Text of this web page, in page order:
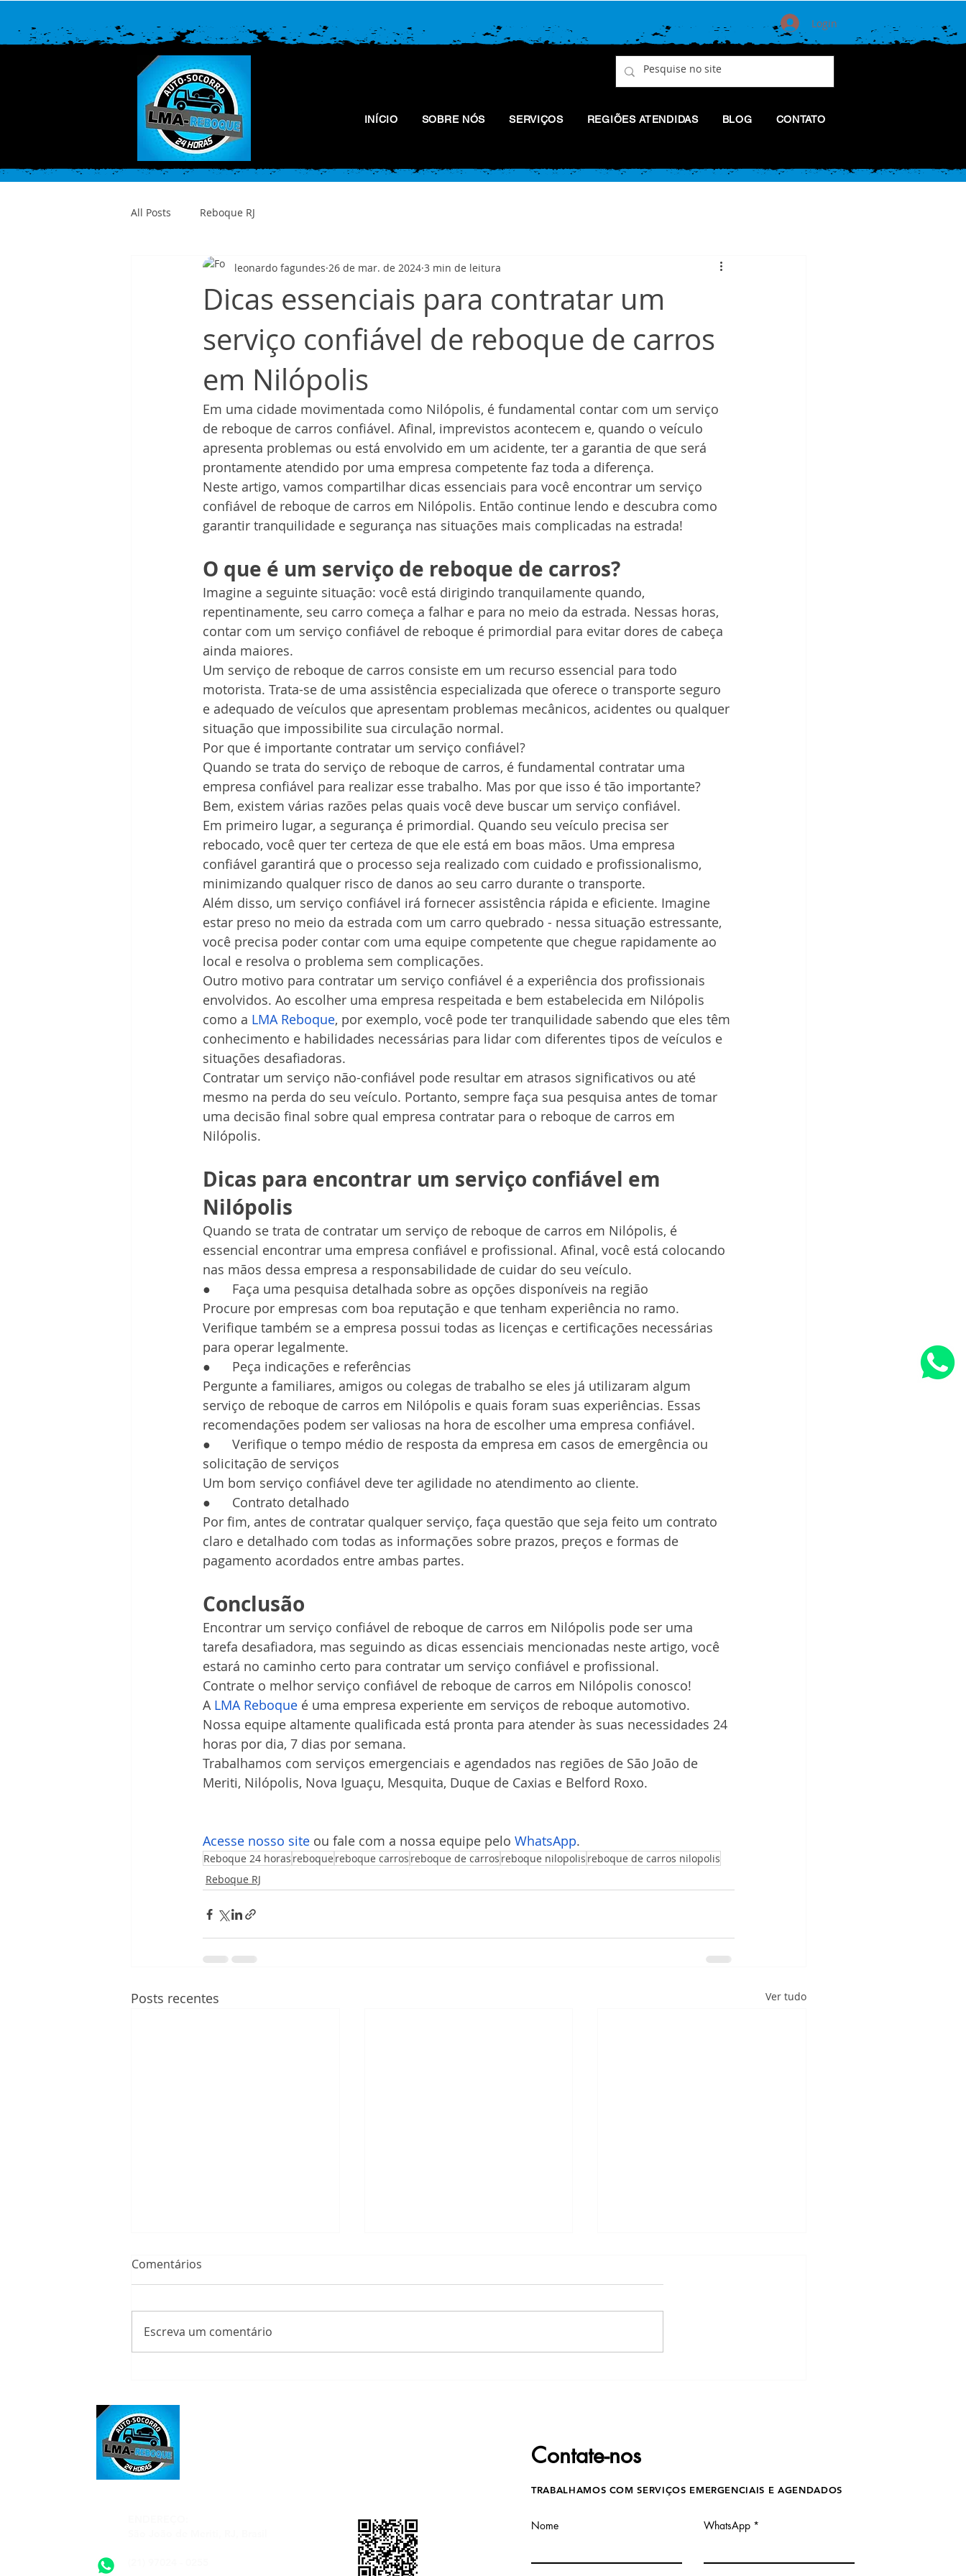
Login
INÍCIO SOBRE NÓS SERVIÇOS REGIÕES ATENDIDAS BLOG CONTATO
All Posts Reboque RJ
Dicas essenciais para contratar um
serviço confiável de reboque de carros
em Nilópolis
leonardo fagundes 26 de mar. de 2024 3 min de leitura
Em uma cidade movimentada como Nilópolis, é fundamental contar com um serviço
de reboque de carros confiável. Afinal, imprevistos acontecem e, quando o veículo
apresenta problemas ou está envolvido em um acidente, ter a garantia de que será
prontamente atendido por uma empresa competente faz toda a diferença.
Neste artigo, vamos compartilhar dicas essenciais para você encontrar um serviço
confiável de reboque de carros em Nilópolis. Então continue lendo e descubra como
garantir tranquilidade e segurança nas situações mais complicadas na estrada!
O que é um serviço de reboque de carros?
Imagine a seguinte situação: você está dirigindo tranquilamente quando,
repentinamente, seu carro começa a falhar e para no meio da estrada. Nessas horas,
contar com um serviço confiável de reboque é primordial para evitar dores de cabeça
ainda maiores.
Um serviço de reboque de carros consiste em um recurso essencial para todo
motorista. Trata-se de uma assistência especializada que oferece o transporte seguro
e adequado de veículos que apresentam problemas mecânicos, acidentes ou qualquer
situação que impossibilite sua circulação normal.
Por que é importante contratar um serviço confiável?
Quando se trata do serviço de reboque de carros, é fundamental contratar uma
empresa confiável para realizar esse trabalho. Mas por que isso é tão importante?
Bem, existem várias razões pelas quais você deve buscar um serviço confiável.
Em primeiro lugar, a segurança é primordial. Quando seu veículo precisa ser
rebocado, você quer ter certeza de que ele está em boas mãos. Uma empresa
confiável garantirá que o processo seja realizado com cuidado e profissionalismo,
minimizando qualquer risco de danos ao seu carro durante o transporte.
Além disso, um serviço confiável irá fornecer assistência rápida e eficiente. Imagine
estar preso no meio da estrada com um carro quebrado - nessa situação estressante,
você precisa poder contar com uma equipe competente que chegue rapidamente ao
local e resolva o problema sem complicações.
Outro motivo para contratar um serviço confiável é a experiência dos profissionais
envolvidos. Ao escolher uma empresa respeitada e bem estabelecida em Nilópolis
como a LMA Reboque, por exemplo, você pode ter tranquilidade sabendo que eles têm
conhecimento e habilidades necessárias para lidar com diferentes tipos de veículos e
situações desafiadoras.
Contratar um serviço não-confiável pode resultar em atrasos significativos ou até
mesmo na perda do seu veículo. Portanto, sempre faça sua pesquisa antes de tomar
uma decisão final sobre qual empresa contratar para o reboque de carros em
Nilópolis.
Dicas para encontrar um serviço confiável em
Nilópolis
Quando se trata de contratar um serviço de reboque de carros em Nilópolis, é
essencial encontrar uma empresa confiável e profissional. Afinal, você está colocando
nas mãos dessa empresa a responsabilidade de cuidar do seu veículo.
●      Faça uma pesquisa detalhada sobre as opções disponíveis na região
Procure por empresas com boa reputação e que tenham experiência no ramo.
Verifique também se a empresa possui todas as licenças e certificações necessárias
para operar legalmente.
●      Peça indicações e referências
Pergunte a familiares, amigos ou colegas de trabalho se eles já utilizaram algum
serviço de reboque de carros em Nilópolis e quais foram suas experiências. Essas
recomendações podem ser valiosas na hora de escolher uma empresa confiável.
●      Verifique o tempo médio de resposta da empresa em casos de emergência ou
solicitação de serviços
Um bom serviço confiável deve ter agilidade no atendimento ao cliente.
●      Contrato detalhado
Por fim, antes de contratar qualquer serviço, faça questão que seja feito um contrato
claro e detalhado com todas as informações sobre prazos, preços e formas de
pagamento acordados entre ambas partes.
Conclusão
Encontrar um serviço confiável de reboque de carros em Nilópolis pode ser uma
tarefa desafiadora, mas seguindo as dicas essenciais mencionadas neste artigo, você
estará no caminho certo para contratar um serviço confiável e profissional.
Contrate o melhor serviço confiável de reboque de carros em Nilópolis conosco!
A LMA Reboque é uma empresa experiente em serviços de reboque automotivo.
Nossa equipe altamente qualificada está pronta para atender às suas necessidades 24
horas por dia, 7 dias por semana.
Trabalhamos com serviços emergenciais e agendados nas regiões de São João de
Meriti, Nilópolis, Nova Iguaçu, Mesquita, Duque de Caxias e Belford Roxo.
Acesse nosso site ou fale com a nossa equipe pelo WhatsApp.
Reboque 24 horas reboque reboque carros reboque de carros reboque nilopolis reboque de carros nilopolis
Reboque RJ
Posts recentes Ver tudo
Mesquita: saiba como evitar
problemas e garantir uma
viagem tranquila
Comentários
Escreva um comentário
Contate-nos
TRABALHAMOS COM SERVIÇOS EMERGENCIAIS E AGENDADOS
Nome WhatsApp